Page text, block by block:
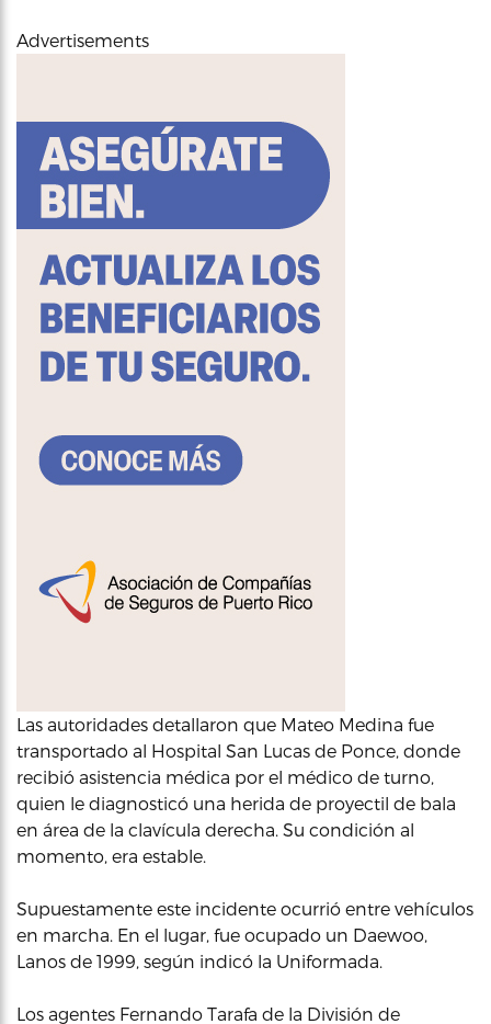
Advertisements
Las autoridades detallaron que Mateo Medina fue
transportado al Hospital San Lucas de Ponce, donde
recibió asistencia médica por el médico de turno,
quien le diagnosticó una herida de proyectil de bala
en área de la clavícula derecha. Su condición al
momento, era estable.
Supuestamente este incidente ocurrió entre vehículos
en marcha. En el lugar, fue ocupado un Daewoo,
Lanos de 1999, según indicó la Uniformada.
Los agentes Fernando Tarafa de la División de